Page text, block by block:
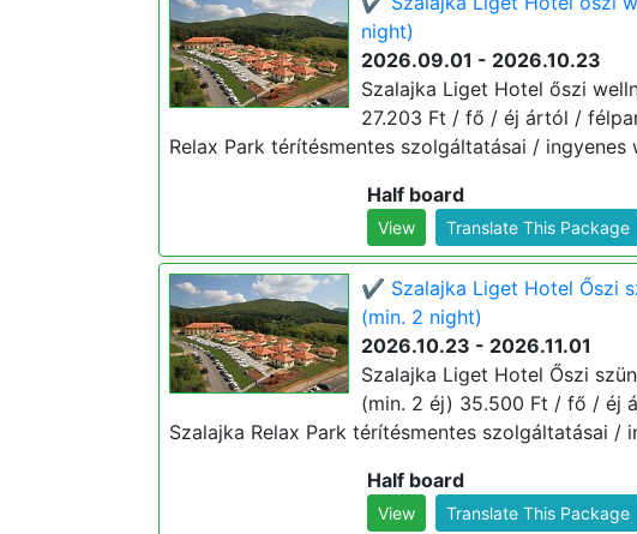
night)
2026.09.01 - 2026.10.23
Szalajka Liget Hotel őszi
27.203 Ft / fő / éj ártól /
Relax Park térítésmentes szolgáltatásai / ingyenes
Half board
View Translate This Package
✔️ Szalajka Liget Hotel Őszi
(min. 2 night)
2026.10.23 - 2026.11.01
Szalajka Liget Hotel Őszi
(min. 2 éj) 35.500 Ft / fő / éj
Szalajka Relax Park térítésmentes szolgáltatásai /
Half board
View Translate This Package